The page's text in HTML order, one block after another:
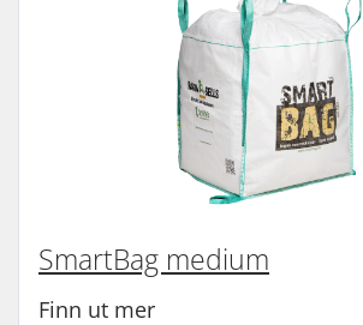
SmartBag medium
Finn ut mer